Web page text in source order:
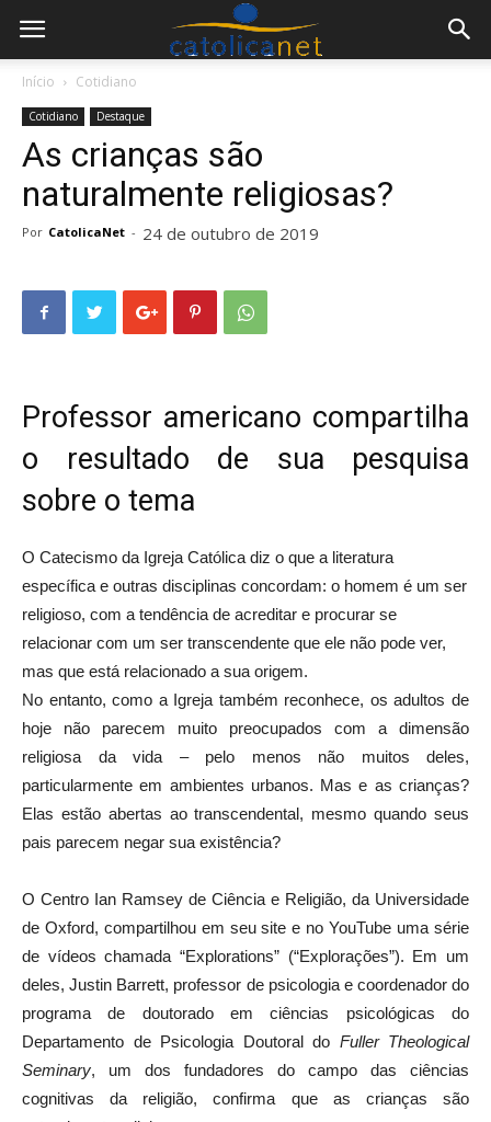
Início Cotidiano
Cotidiano Destaque
As crianças são
naturalmente religiosas?
Por CatolicaNet - 24 de outubro de 2019
Professor americano compartilha
o resultado de sua pesquisa
sobre o tema
O Catecismo da Igreja Católica diz o que a literatura
específica e outras disciplinas concordam: o homem é um ser
religioso, com a tendência de acreditar e procurar se
relacionar com um ser transcendente que ele não pode ver,
mas que está relacionado a sua origem.
No entanto, como a Igreja também reconhece, os adultos de
hoje não parecem muito preocupados com a dimensão
religiosa da vida – pelo menos não muitos deles,
particularmente em ambientes urbanos. Mas e as crianças?
Elas estão abertas ao transcendental, mesmo quando seus
pais parecem negar sua existência?
O Centro Ian Ramsey de Ciência e Religião, da Universidade
de Oxford, compartilhou em seu site e no YouTube uma série
de vídeos chamada “Explorations” (“Explorações”). Em um
deles, Justin Barrett, professor de psicologia e coordenador do
programa de doutorado em ciências psicológicas do
Departamento de Psicologia Doutoral do Fuller Theological
Seminary, um dos fundadores do campo das ciências
cognitivas da religião, confirma que as crianças são